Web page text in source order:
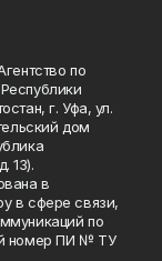
по
г. Уфа, ул.
дом
13).
в
в сфере связи,
по
номер ПИ № ТУ